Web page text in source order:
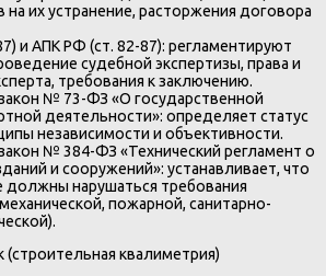
на их устранение, расторжения договора
и АПК РФ (ст. 82-87): регламентируют
судебной экспертизы, права и
требования к заключению.
№ 73-ФЗ «О государственной
деятельности»: определяет статус
независимости и объективности.
№ 384-ФЗ «Технический регламент о
и сооружений»: устанавливает, что
должны нарушаться требования
пожарной, санитарно-
(строительная квалиметрия)